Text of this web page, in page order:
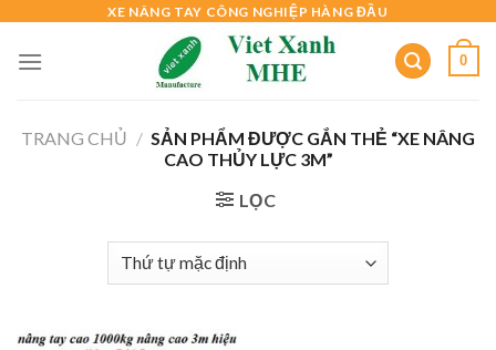
content
XE NÂNG TAY CÔNG NGHIỆP HÀNG ĐẦU
0
TRANG CHỦ / SẢN PHẨM ĐƯỢC GẮN THẺ “XE NÂNG
CAO THỦY LỰC 3M”
LỌC